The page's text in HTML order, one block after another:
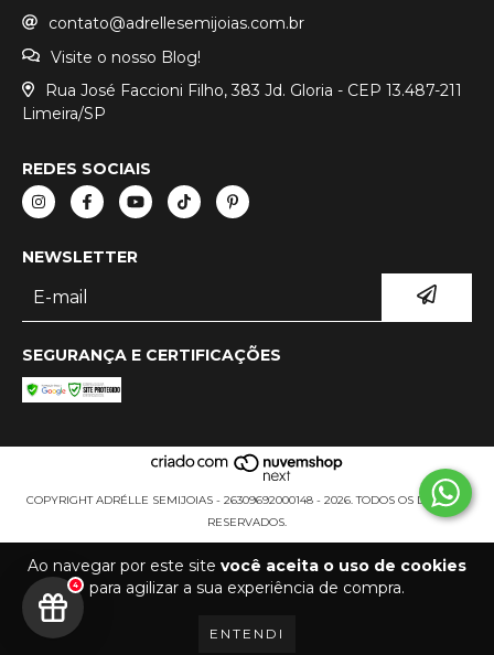
Ao navegar por este site você aceita o uso de cookies
para agilizar a sua experiência de compra.
ENTENDI
contato@adrellesemijoias.com.br
Visite o nosso Blog!
Rua José Faccioni Filho, 383 Jd. Gloria - CEP 13.487-211
Limeira/SP
REDES SOCIAIS
NEWSLETTER
SEGURANÇA E CERTIFICAÇÕES
COPYRIGHT ADRÉLLE SEMIJOIAS - 26309692000148 - 2026. TODOS OS DIREITOS
RESERVADOS.
4